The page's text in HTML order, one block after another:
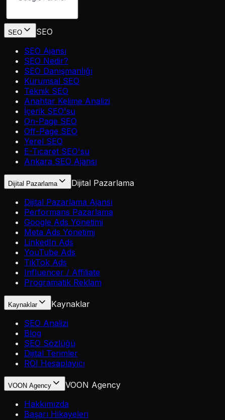
SEO
SEO
SEO Ajansı
SEO Nedir?
SEO Danışmanlığı
Kurumsal SEO
Teknik SEO
Anahtar Kelime Analizi
İçerik SEO'su
On-Page SEO
Off-Page SEO
Yerel SEO
E-Ticaret SEO'su
Ankara SEO Ajansı
Dijital Pazarlama
Dijital Pazarlama
Dijital Pazarlama Ajansı
Performans Pazarlama
Google Ads Yönetimi
Meta Ads Yönetimi
LinkedIn Ads
YouTube Ads
TikTok Ads
Influencer / Affiliate
Programatik Reklam
Kaynaklar
Kaynaklar
SEO Analizi
Blog
SEO Sözlüğü
Dijital Terimler
ROI Hesaplayıcı
VOON Agency
VOON Agency
Hakkımızda
Başarı Hikayeleri